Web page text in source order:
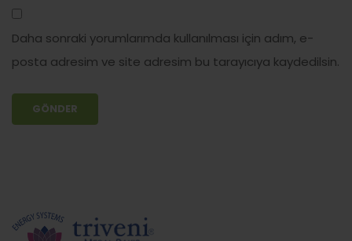
Daha sonraki yorumlarımda kullanılması için adım, e-
posta adresim ve site adresim bu tarayıcıya kaydedilsin.